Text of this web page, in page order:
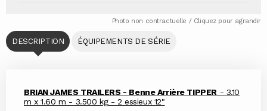
Photo non contractuelle / Cliquez pour agrandir
DESCRIPTION ÉQUIPEMENTS DE SÉRIE
BRIAN JAMES TRAILERS - Benne Arrière TIPPER - 3.10
m x 1.60 m - 3.500 kg - 2 essieux 12"